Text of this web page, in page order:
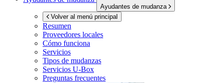
Ayudantes de mudanza
Volver al menú principal
Resumen
Proveedores locales
Cómo funciona
Servicios
Tipos de mudanzas
Servicios U-Box
Preguntas frecuentes